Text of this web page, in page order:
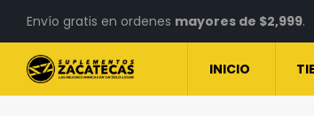
Envío gratis en ordenes mayores de $2,999.
INICIO